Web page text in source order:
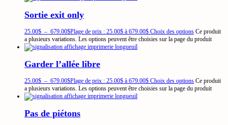
Sortie exit only
25.00$ – 679.00$Plage de prix : 25.00$ à 679.00$ Choix des options Ce produit
a plusieurs variations. Les options peuvent être choisies sur la page du produit
Garder l’allée libre
25.00$ – 679.00$Plage de prix : 25.00$ à 679.00$ Choix des options Ce produit
a plusieurs variations. Les options peuvent être choisies sur la page du produit
Pas de piétons